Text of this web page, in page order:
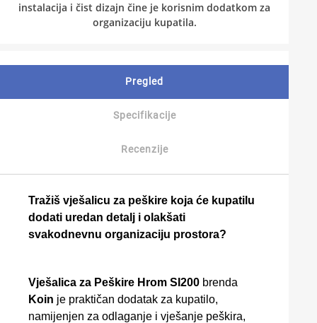
instalacija i čist dizajn čine je korisnim dodatkom za
organizaciju kupatila.
Pregled
Specifikacije
Recenzije
Tražiš vješalicu za peškire koja će kupatilu
dodati uredan detalj i olakšati
svakodnevnu organizaciju prostora?
Vješalica za Peškire Hrom SI200 brenda
Koin je praktičan dodatak za kupatilo,
namijenjen za odlaganje i vješanje peškira,